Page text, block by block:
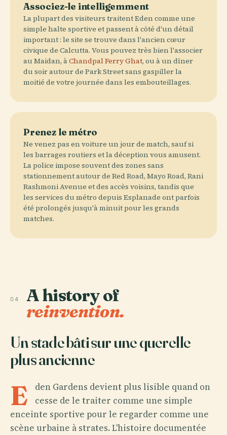
Associez-le intelligemment
La plupart des visiteurs traitent Eden comme une
simple halte sportive et passent à côté d'un détail
important : le site se trouve dans l'ancien cœur
civique de Calcutta. Vous pouvez très bien l'associer
au Maidan, àChandpal Ferry Ghat, ou à un dîner
du soir autour de Park Street sans gaspiller la
moitié de votre journée dans les embouteillages.
Prenez le métro
Ne venez pas en voiture un jour de match, sauf si
les barrages routiers et la déception vous amusent.
La police impose souvent des zones sans
stationnement autour de Red Road, Mayo Road, Rani
Rashmoni Avenue et des accès voisins, tandis que
les services du métro depuis Esplanade ont parfois
été prolongés jusqu'à minuit pour les grands
matches.
04 A history of
reinvention.
Un stade bâti sur une querelle
plus ancienne
E
den Gardens devient plus lisible quand on
cesse de le traiter comme une simple
enceinte sportive pour le regarder comme une
scène urbaine à strates. L'histoire documentée